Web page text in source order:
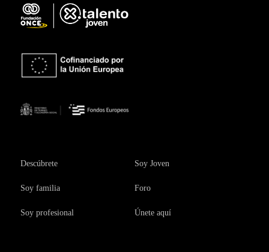
Descúbrete Soy Joven
Soy familia Foro
Soy profesional Únete aquí